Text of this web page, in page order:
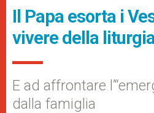
Il Papa esorta i
vivere della
E ad affrontare
dalla famiglia